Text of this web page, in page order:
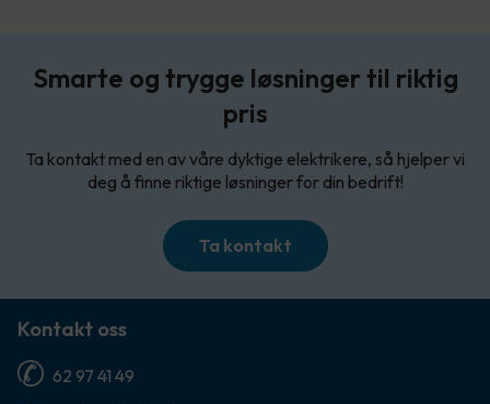
Smarte og trygge løsninger til riktig
pris
Ta kontakt med en av våre dyktige elektrikere, så hjelper vi
deg å finne riktige løsninger for din bedrift!
Ta kontakt
Kontakt oss
62 97 41 49